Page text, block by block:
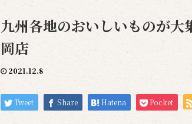
九州各地のおいしいものが
岡店
2021.12.8
Tweet Share Hatena Pocket